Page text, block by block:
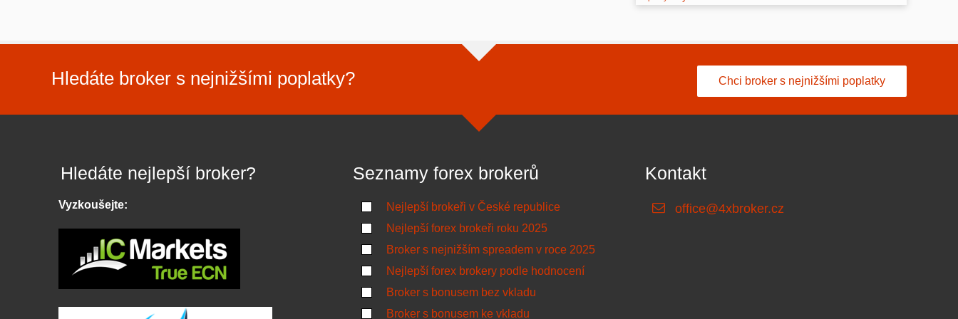
Hledáte broker s nejnižšími poplatky? Chci broker s nejnižšími poplatky
Hledáte nejlepší broker?
Vyzkoušejte:
Seznamy forex brokerů
Nejlepší brokeři v České republice
Nejlepší forex brokeři roku 2025
Broker s nejnižším spreadem v roce 2025
Nejlepší forex brokery podle hodnocení
Broker s bonusem bez vkladu
Broker s bonusem ke vkladu
Kontakt
office@4xbroker.cz